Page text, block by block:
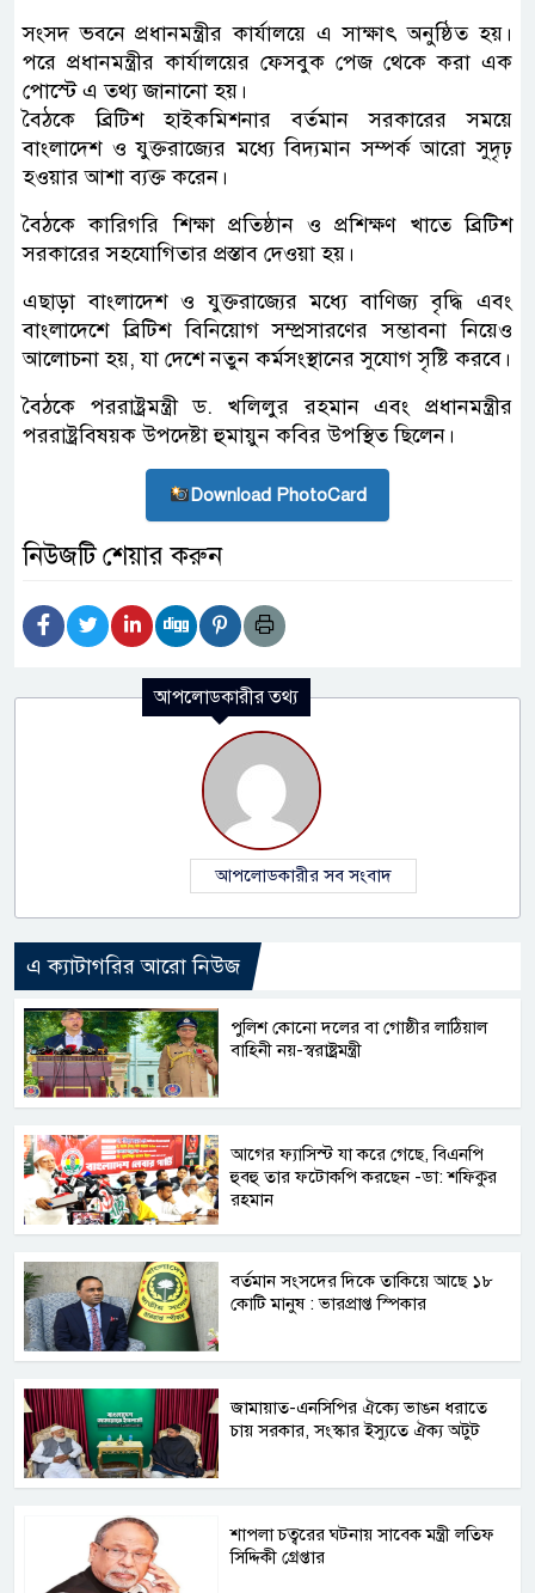
সংসদ ভবনে প্রধানমন্ত্রীর কার্যালয়ে এ সাক্ষাৎ অনুষ্ঠিত হয়।
পরে প্রধানমন্ত্রীর কার্যালয়ের ফেসবুক পেজ থেকে করা এক
পোস্টে এ তথ্য জানানো হয়।
বৈঠকে ব্রিটিশ হাইকমিশনার বর্তমান সরকারের সময়ে
বাংলাদেশ ও যুক্তরাজ্যের মধ্যে বিদ্যমান সম্পর্ক আরো সুদৃঢ়
হওয়ার আশা ব্যক্ত করেন।
বৈঠকে কারিগরি শিক্ষা প্রতিষ্ঠান ও প্রশিক্ষণ খাতে ব্রিটিশ
সরকারের সহযোগিতার প্রস্তাব দেওয়া হয়।
এছাড়া বাংলাদেশ ও যুক্তরাজ্যের মধ্যে বাণিজ্য বৃদ্ধি এবং
বাংলাদেশে ব্রিটিশ বিনিয়োগ সম্প্রসারণের সম্ভাবনা নিয়েও
আলোচনা হয়, যা দেশে নতুন কর্মসংস্থানের সুযোগ সৃষ্টি করবে।
বৈঠকে পররাষ্ট্রমন্ত্রী ড. খলিলুর রহমান এবং প্রধানমন্ত্রীর
পররাষ্ট্রবিষয়ক উপদেষ্টা হুমায়ুন কবির উপস্থিত ছিলেন।
Download PhotoCard
নিউজটি শেয়ার করুন
আপলোডকারীর তথ্য
আপলোডকারীর সব সংবাদ
এ ক্যাটাগরির আরো নিউজ
পুলিশ কোনো দলের বা গোষ্ঠীর লাঠিয়াল
বাহিনী নয়-স্বরাষ্ট্রমন্ত্রী
আগের ফ্যাসিস্ট যা করে গেছে, বিএনপি
হুবহু তার ফটোকপি করছেন -ডা: শফিকুর
রহমান
বর্তমান সংসদের দিকে তাকিয়ে আছে ১৮
কোটি মানুষ : ভারপ্রাপ্ত স্পিকার
জামায়াত-এনসিপির ঐক্যে ভাঙন ধরাতে
চায় সরকার, সংস্কার ইস্যুতে ঐক্য অটুট
শাপলা চত্বরের ঘটনায় সাবেক মন্ত্রী লতিফ
সিদ্দিকী গ্রেপ্তার